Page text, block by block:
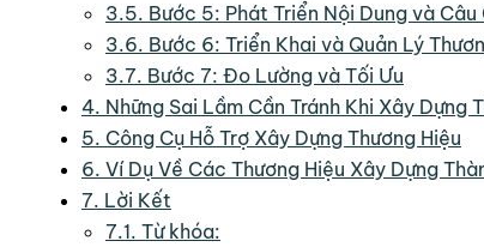
3.5. Bước 5: Phát Triển Nội Dung và Câu
3.6. Bước 6: Triển Khai và Quản Lý
3.7. Bước 7: Đo Lường và Tối Ưu
4. Những Sai Lầm Cần Tránh Khi Xây Dựng
5. Công Cụ Hỗ Trợ Xây Dựng Thương Hiệu
6. Ví Dụ Về Các Thương Hiệu Xây Dựng
7. Lời Kết
7.1. Từ khóa: